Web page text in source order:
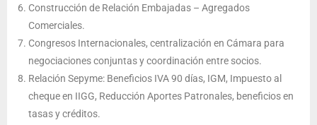
Construcción de Relación Embajadas – Agregados
Comerciales.
Congresos Internacionales, centralización en Cámara para
negociaciones conjuntas y coordinación entre socios.
Relación Sepyme: Beneficios IVA 90 días, IGM, Impuesto al
cheque en IIGG, Reducción Aportes Patronales, beneficios en
tasas y créditos.